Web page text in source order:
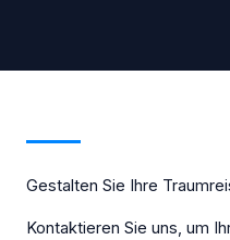
Gestalten Sie Ihre
Kontaktieren Sie uns, um